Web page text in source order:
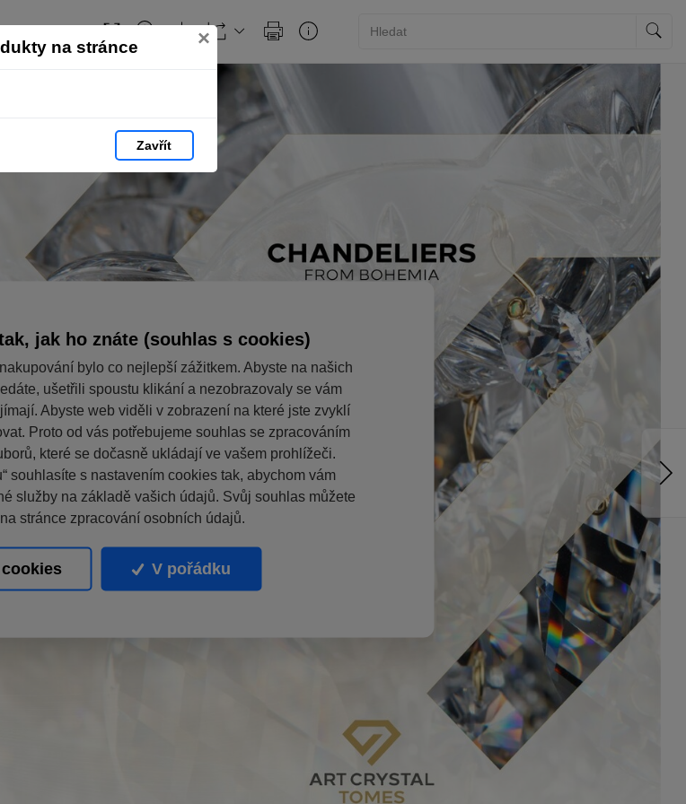
na stránce ×
Zavřít
1
jak ho znáte (souhlas s cookies)
bylo co nejlepší zážitkem. Abyste na našich
ušetřili spoustu klikání a nezobrazovaly se vám
Abyste web viděli v zobrazení na které jste zvyklí
Proto od vás potřebujeme souhlas se zpracováním
které se dočasně ukládají ve vašem prohlížeči.
souhlasíte s nastavením cookies tak, abychom vám
služby na základě vašich údajů. Svůj souhlas můžete
stránce zpracování osobních údajů.
V pořádku